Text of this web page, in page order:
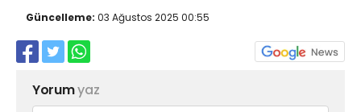
Güncelleme: 03 Ağustos 2025 00:55
Yorumyaz